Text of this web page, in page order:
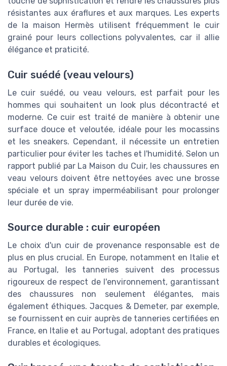
résistantes aux éraflures et aux marques. Les experts
de la maison Hermès utilisent fréquemment le cuir
grainé pour leurs collections polyvalentes, car il allie
élégance et praticité.
Cuir suédé (veau velours)
Le cuir suédé, ou veau velours, est parfait pour les
hommes qui souhaitent un look plus décontracté et
moderne. Ce cuir est traité de manière à obtenir une
surface douce et veloutée, idéale pour les mocassins
et les sneakers. Cependant, il nécessite un entretien
particulier pour éviter les taches et l'humidité. Selon un
rapport publié par La Maison du Cuir, les chaussures en
veau velours doivent être nettoyées avec une brosse
spéciale et un spray imperméabilisant pour prolonger
leur durée de vie.
Source durable : cuir européen
Le choix d'un cuir de provenance responsable est de
plus en plus crucial. En Europe, notamment en Italie et
au Portugal, les tanneries suivent des processus
rigoureux de respect de l'environnement, garantissant
des chaussures non seulement élégantes, mais
également éthiques. Jacques & Demeter, par exemple,
se fournissent en cuir auprès de tanneries certifiées en
France, en Italie et au Portugal, adoptant des pratiques
durables et écologiques.